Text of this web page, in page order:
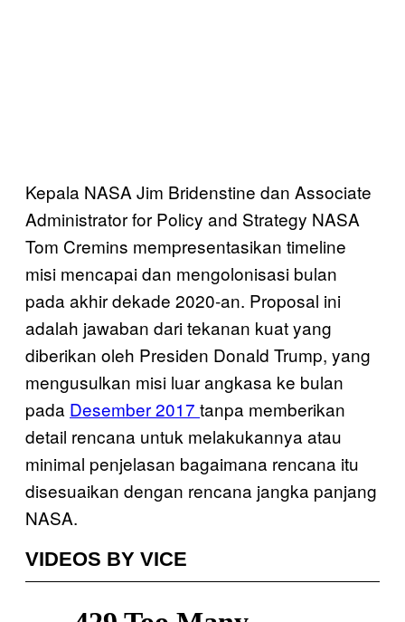
Kepala NASA Jim Bridenstine dan Associate
Administrator for Policy and Strategy NASA
Tom Cremins mempresentasikan timeline
misi mencapai dan mengolonisasi bulan
pada akhir dekade 2020-an. Proposal ini
adalah jawaban dari tekanan kuat yang
diberikan oleh Presiden Donald Trump, yang
mengusulkan misi luar angkasa ke bulan
pada Desember 2017 tanpa memberikan
detail rencana untuk melakukannya atau
minimal penjelasan bagaimana rencana itu
disesuaikan dengan rencana jangka panjang
NASA.
VIDEOS BY VICE